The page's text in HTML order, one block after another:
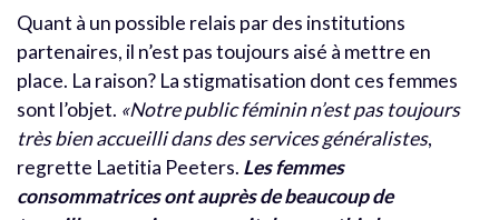
Quant à un possible relais par des institutions
partenaires, il n’est pas toujours aisé à mettre en
place. La raison? La stigmatisation dont ces femmes
sont l’objet. «Notre public féminin n’est pas toujours
très bien accueilli dans des services généralistes,
regrette Laetitia Peeters. Les femmes
consommatrices ont auprès de beaucoup de